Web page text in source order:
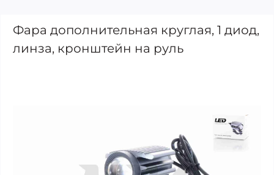
Фара дополнительная круглая, 1 диод,
линза, кронштейн на руль